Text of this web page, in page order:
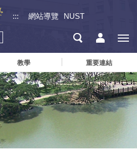
::: 網站導覽 NUST
教學 重要連結